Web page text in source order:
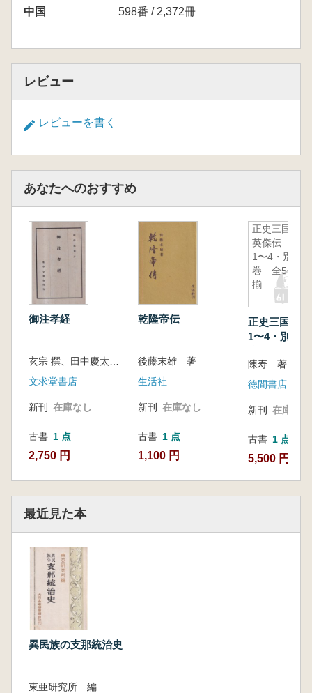
中国
598番 / 2,372冊
レビュー
レビューを書く
あなたへのおすすめ
御注孝経
玄宗 撰、田中慶太郎 校訂
文求堂書店
新刊 在庫なし
古書 1 点
2,750 円
乾隆帝伝
後藤末雄 著
生活社
新刊 在庫なし
古書 1 点
1,100 円
正史三国志
英傑伝
1〜4・別
巻 全5冊
揃
正史三国志
1〜4・別巻
徳間書店
新刊 在庫なし
古書 1 点
5,500 円
最近見た本
異民族の支那統治史
東亜研究所 編